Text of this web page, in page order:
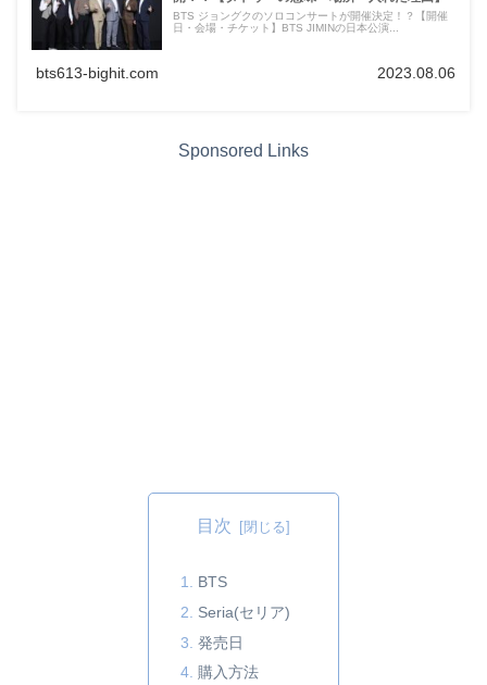
BTS ジョングクのソロコンサートが開催決定！？【開催
日・会場・チケット】BTS JIMINの日本公演...
bts613-bighit.com 2023.08.06
Sponsored Links
目次
BTS
Seria(セリア)
発売日
購入方法